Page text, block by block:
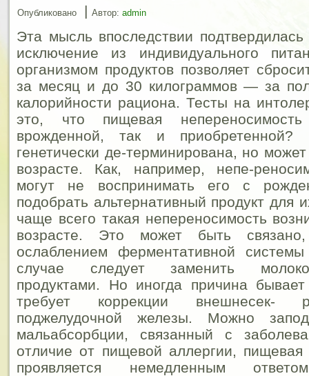
Опубликовано | Автор: admin
Эта мысль впоследствии
исключение из индивидуального
организмом продуктов позволяет
за месяц и до 30 килограммов — за
калорийности рациона. Тесты на
это, что пищевая
врожденной, так и
генетически де-терминирована, но
возрасте. Как, например, непе-
могут не воспринимать его с
подобрать альтернативный продукт для
чаще всего такая непереносимость
возрасте. Это может быть
ослаблением ферментативной
случае следует заменить
продуктами. Но иногда причина
требует коррекции внешнесек-
поджелудочной железы. Можно
мальабсорбции, связанный с
отличие от пищевой аллергии, пищевая
проявляется немедленным